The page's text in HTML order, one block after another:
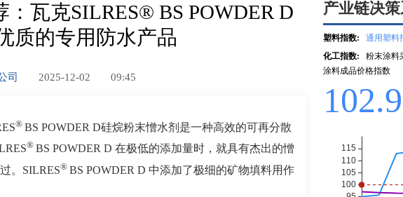
瓦克SILRES® BS POWDER D
质的专用防水产品
司 2025-12-02 09:45
® BS POWDER D硅烷粉末憎水剂是一种高效的可再分散
® BS POWDER D 在极低的添加量时，就具有杰出的憎
。SILRES® BS POWDER D 中添加了极细的矿物填料用作